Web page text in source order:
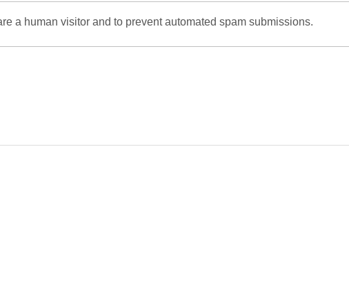
a human visitor and to prevent automated spam submissions.